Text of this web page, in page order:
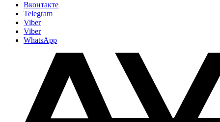
Вконтакте
Telegram
Viber
Viber
WhatsApp